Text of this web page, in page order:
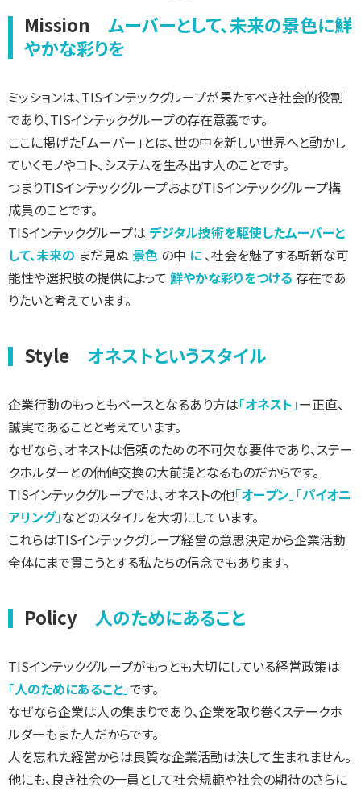
Mission ムーバーとして、未来の景色に鮮
やかな彩りを
ミッションは、TISインテックグループが果たすべき社会的役割
であり、TISインテックグループの存在意義です。
ここに掲げた「ムーバー」とは、世の中を新しい世界へと動かし
ていくモノやコト、システムを生み出す人のことです。
つまりTISインテックグループおよびTISインテックグループ構
成員のことです。
TISインテックグループは デジタル技術を駆使したムーバーと
して、未来の まだ見ぬ 景色 の中 に 、社会を魅了する斬新な可
能性や選択肢の提供によって 鮮やかな彩りをつける 存在であ
りたいと考えています。
Style オネストというスタイル
企業行動のもっともベースとなるあり方は「オネスト」ー正直、
誠実であることと考えています。
なぜなら、オネストは信頼のための不可欠な要件であり、ステー
クホルダーとの価値交換の大前提となるものだからです。
TISインテックグループでは、オネストの他「オープン」「パイオニ
アリング」などのスタイルを大切にしています。
これらはTISインテックグループ経営の意思決定から企業活動
全体にまで貫こうとする私たちの信念でもあります。
Policy 人のためにあること
TISインテックグループがもっとも大切にしている経営政策は
「人のためにあること」です。
なぜなら企業は人の集まりであり、企業を取り巻くステークホ
ルダーもまた人だからです。
人を忘れた経営からは良質な企業活動は決して生まれません。
他にも、良き社会の一員として社会規範や社会の期待のさらに